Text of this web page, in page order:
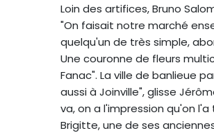
Loin des artifices, Bruno
"On faisait notre marché
quelqu'un de très simple,
Une couronne de fleurs
Fanac". La ville de banlieue
aussi à Joinville", glisse
va, on a l'impression qu'on l'a
Brigitte, une de ses